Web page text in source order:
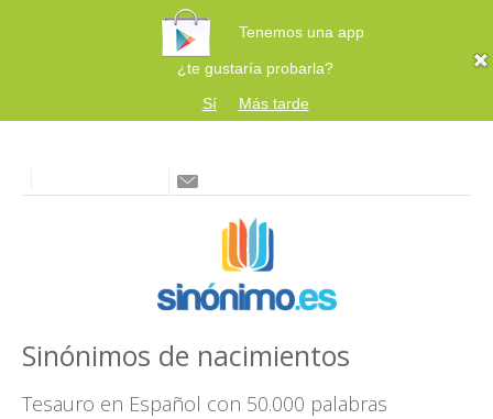
Tenemos una app
¿te gustaría probarla?
Sí
Más tarde
Sinónimos de nacimientos
Tesauro en Español con 50.000 palabras